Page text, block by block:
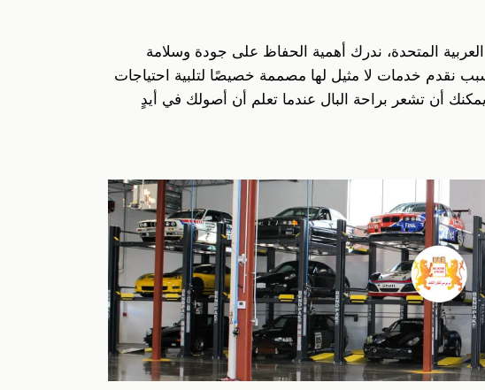
المتحدة، ندرك أهمية الحفاظ على جودة وسلامة
نقدم خدمات لا مثيل لها مصممة خصيصًا لتلبية احتياجات
يمكنك أن تشعر براحة البال عندما تعلم أن أصولك في أيدٍ